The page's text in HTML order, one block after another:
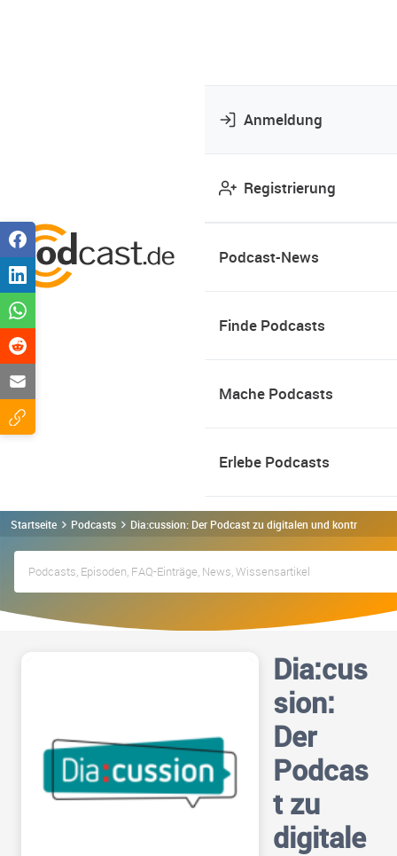
Anmeldung
Registrierung
Podcast-News
Finde Podcasts
Mache Podcasts
Erlebe Podcasts
Startseite Podcasts Dia:cussion: Der Podcast zu digitalen und
Dia:cus
sion:
Der
Podcas
t zu
digitale